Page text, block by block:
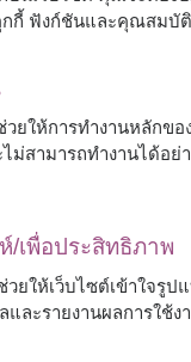
กี้ ฟังก์ชันและคุณสมบัติ
ยให้การทำงานหลักข
ม่สามารถทำงานได้อย่
/เพื่อประสิทธิภาพ
วยให้เว็บไซต์เข้าใจรู
ละรายงานผลการใช้ง